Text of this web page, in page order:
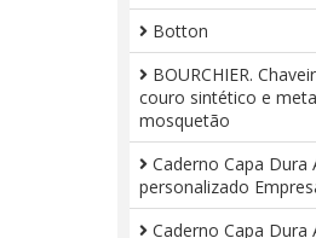
Botton
BOURCHIER.
couro sintético e
mosquetão
Caderno Capa Dura
personalizado
Caderno Capa Dura